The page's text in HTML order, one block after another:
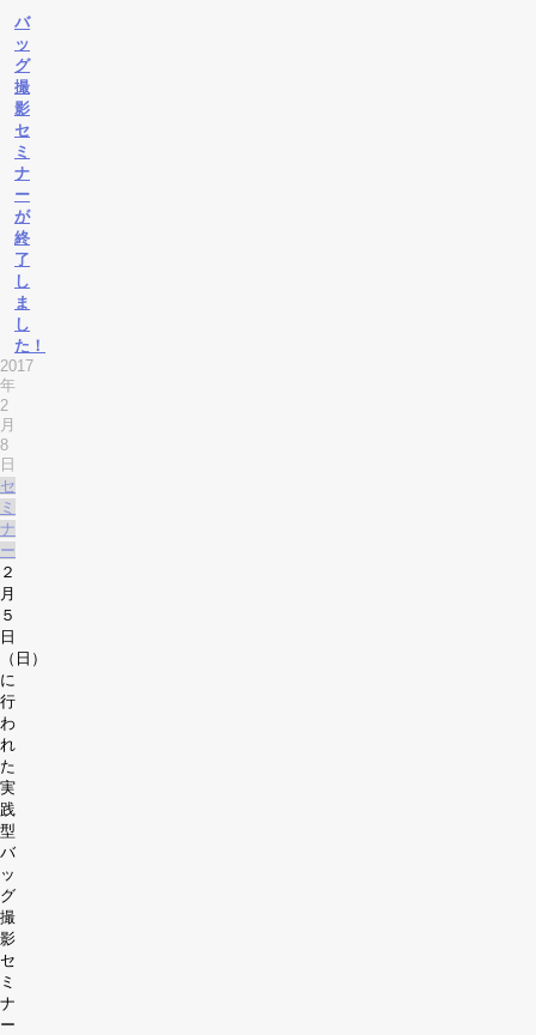
バ
ッ
グ
撮
影
セ
ミ
ナ
ー
が
終
了
し
ま
し
た！
2017
年
2
月
8
日
セ
ミ
ナ
ー
２
月
５
日
（日）
に
行
わ
れ
た
実
践
型
バ
ッ
グ
撮
影
セ
ミ
ナ
ー